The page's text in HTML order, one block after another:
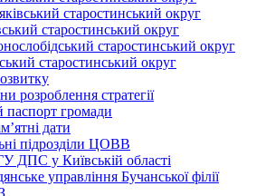
старостинський округ
старостинський округ
старостинський округ
старостинський округ
розроблення стратегії
паспорт громади
дати
підрозділи ЦОВВ
ДПС у Київській області
управління Бучанської філії